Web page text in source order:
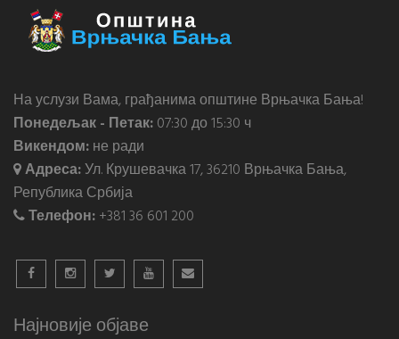
На услузи Вама, грађанима општине Врњачка Бања!
Понедељак - Петак:07:30 до 15:30 ч
Викендом:не ради
Адреса:Ул. Крушевачка 17, 36210 Врњачка Бања,
Република Србија
Телефон:+381 36 601 200
Најновије објаве